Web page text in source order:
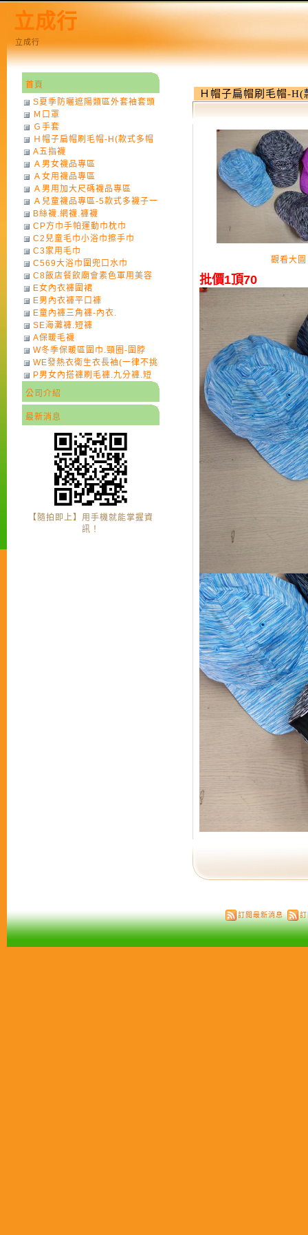
立成行
立成行
Ｈ帽子扁帽刷毛帽-
觀看大圖
批價1頂70
首頁
S夏季防曬遮陽類區外套袖套頭
巾
Ｍ口罩
Ｇ手套
Ｈ帽子扁帽刷毛帽-H(款式多帽
子一律不挑色)
A五指襪
Ａ男女襪品專區
Ａ女用襪品專區
Ａ男用加大尺碼襪品專區
Ａ兒童襪品專區-5款式多襪子一
律不挑款式花色)
B絲襪.網襪.褲襪
CP方巾手帕運動巾枕巾
C2兒童毛巾小浴巾擦手巾
C3家用毛巾
C569大浴巾圍兜口水巾
C8飯店餐飲廟會素色軍用美容
巾
E女內衣褲圍裙
E男內衣褲平口褲
E童內褲三角褲-內衣.
SE海灘褲.短褲
A保暖毛襪
W冬季保暖區圍巾.頸圈-圍脖
WE發熱衣衛生衣長袖(一律不挑
色)-7
P男女內搭褲刷毛褲.九分褲.短
褲
公司介紹
最新消息
【隨拍即上】用手機就能掌握資
訊！
訂閱最新消息 訂